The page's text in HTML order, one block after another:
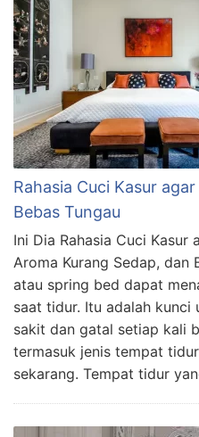
Rahasia Cuci Kasur
Bebas Tungau
Ini Dia Rahasia Cuci Kasur
Aroma Kurang Sedap, dan
atau spring bed dapat
saat tidur. Itu adalah
sakit dan gatal setiap kali
termasuk jenis tempat
sekarang. Tempat tidur